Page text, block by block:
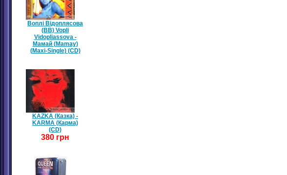
Воплі Відоплясова
(ВВ) Vopli
Vidopliassova -
Мамай (Mamay)
(Maxi-Single) (CD)
KAZKA (Казка) -
KARMA (Карма)
(CD)
380 грн